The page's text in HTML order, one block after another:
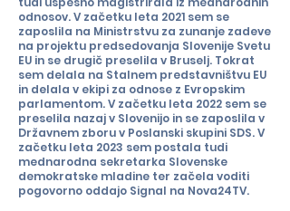
odnosov. V začetku leta 2021 sem se
zaposlila na Ministrstvu za zunanje zadeve
na projektu predsedovanja Slovenije Svetu
EU in se drugič preselila v Bruselj. Tokrat
sem delala na Stalnem predstavništvu EU
in delala v ekipi za odnose z Evropskim
parlamentom. V začetku leta 2022 sem se
preselila nazaj v Slovenijo in se zaposlila v
Državnem zboru v Poslanski skupini SDS. V
začetku leta 2023 sem postala tudi
mednarodna sekretarka Slovenske
demokratske mladine ter začela voditi
pogovorno oddajo Signal na Nova24TV.